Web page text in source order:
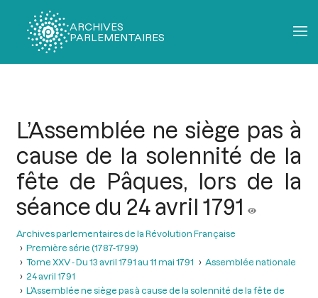
ARCHIVES
PARLEMENTAIRES
L’Assemblée ne siège pas à
cause de la solennité de la
fête de Pâques, lors de la
séance du 24 avril 1791
Archives parlementaires de la Révolution Française
Première série (1787-1799)
Tome XXV - Du 13 avril 1791 au 11 mai 1791
Assemblée nationale
24 avril 1791
L’Assemblée ne siège pas à cause de la solennité de la fête de